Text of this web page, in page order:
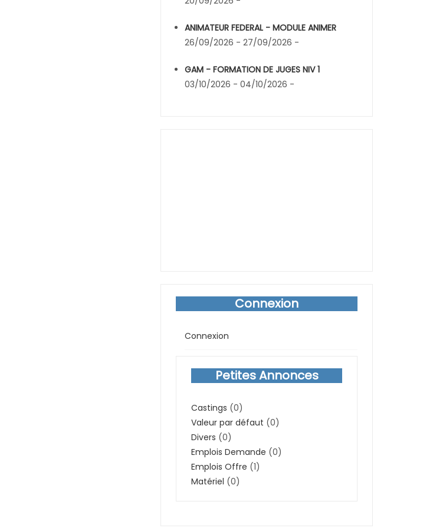
ANIMATEUR FEDERAL - MODULE ANIMER
26/09/2026 - 27/09/2026 -
GAM - FORMATION DE JUGES NIV 1
03/10/2026 - 04/10/2026 -
Connexion
Connexion
Petites Annonces
Castings (0)
Valeur par défaut (0)
Divers (0)
Emplois Demande (0)
Emplois Offre (1)
Matériel (0)